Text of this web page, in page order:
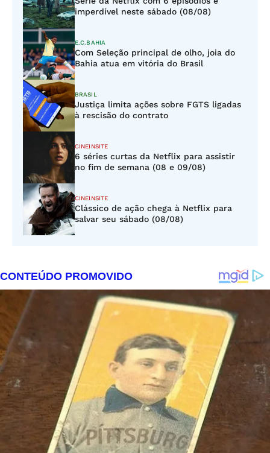
imperdível neste sábado (08/08)
E.C.BAHIA
Com Seleção principal de olho, joia do
Bahia atua em vitória do Brasil
BRASIL
Justiça limita ações sobre FGTS ligadas
à rescisão do contrato
CINEINSITE
6 séries curtas da Netflix para assistir
no fim de semana (08 e 09/08)
CINEINSITE
Clássico de ação chega à Netflix para
salvar seu sábado (08/08)